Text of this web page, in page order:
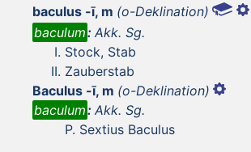
baculus -ī, m (o-Deklination)
baculum: Akk. Sg.
Stock, Stab
Zauberstab
Baculus -ī, m (o-Deklination)
baculum: Akk. Sg.
P. Sextius Baculus